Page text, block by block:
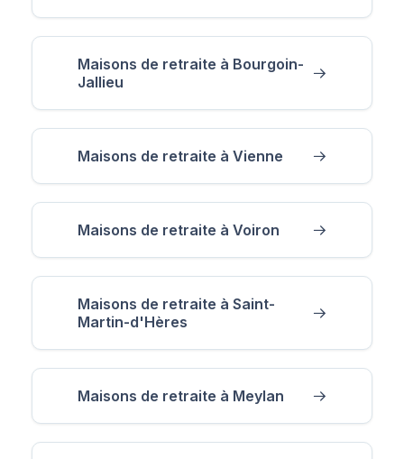
Maisons de retraite à Bourgoin-
Jallieu
Maisons de retraite à Vienne
Maisons de retraite à Voiron
Maisons de retraite à Saint-
Martin-d'Hères
Maisons de retraite à Meylan